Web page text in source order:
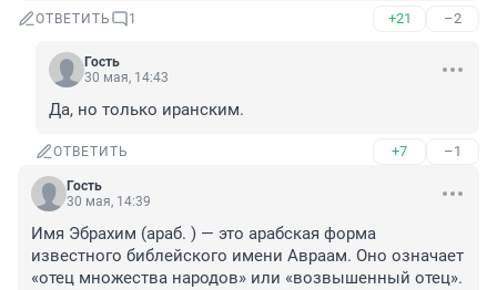
ОТВЕТИТЬ 1 +21 –2
Гость
30 мая, 14:43
Да, но только иранским.
ОТВЕТИТЬ +7 –1
Гость
30 мая, 14:39
Имя Эбрахим (араб. ) — это арабская форма
известного библейского имени Авраам. Оно означает
«отец множества народов» или «возвышенный отец».